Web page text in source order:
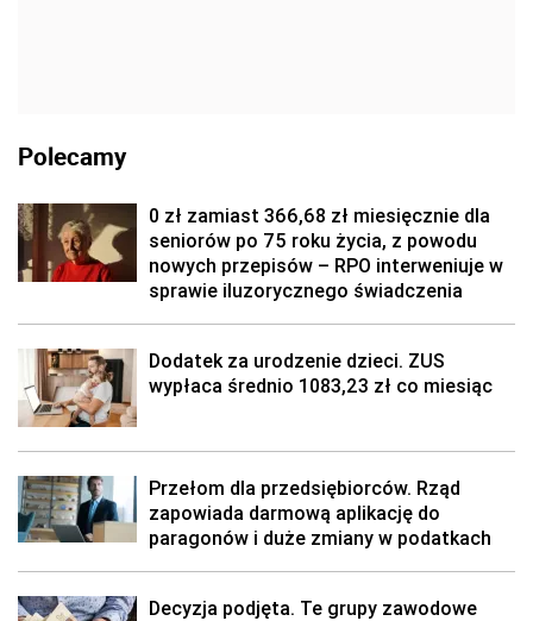
Polecamy
0 zł zamiast 366,68 zł miesięcznie dla
seniorów po 75 roku życia, z powodu
nowych przepisów – RPO interweniuje w
sprawie iluzorycznego świadczenia
Dodatek za urodzenie dzieci. ZUS
wypłaca średnio 1083,23 zł co miesiąc
Przełom dla przedsiębiorców. Rząd
zapowiada darmową aplikację do
paragonów i duże zmiany w podatkach
Decyzja podjęta. Te grupy zawodowe